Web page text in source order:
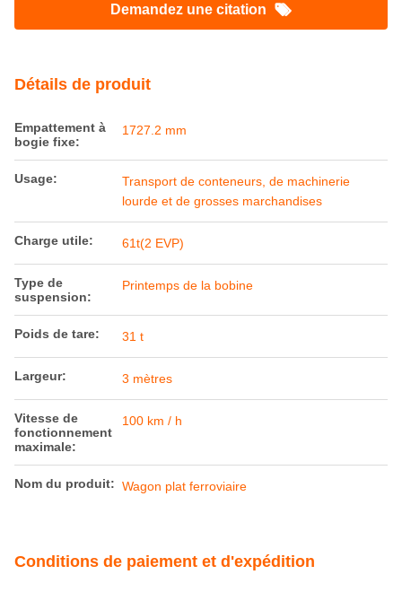
Demandez une citation
Détails de produit
Empattement à
bogie fixe:
1727.2 mm
Usage:
Transport de conteneurs, de machinerie
lourde et de grosses marchandises
Charge utile: 61t(2 EVP)
Type de
suspension:
Printemps de la bobine
Poids de tare: 31 t
Largeur: 3 mètres
Vitesse de
fonctionnement
maximale:
100 km / h
Nom du produit: Wagon plat ferroviaire
Conditions de paiement et d'expédition